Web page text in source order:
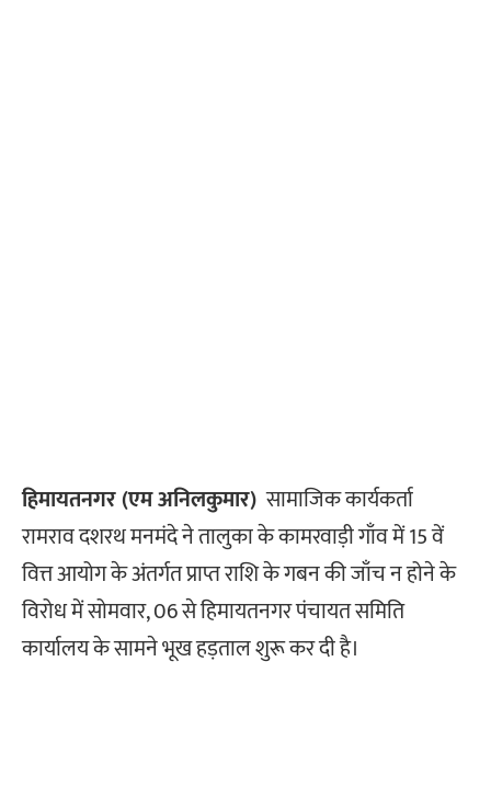
हिमायतनगर (एम अनिलकुमार) सामाजिक कार्यकर्ता
रामराव दशरथ मनमंदे ने तालुका के कामरवाड़ी गाँव में 15 वें
वित्त आयोग के अंतर्गत प्राप्त राशि के गबन की जाँच न होने के
विरोध में सोमवार, 06 से हिमायतनगर पंचायत समिति
कार्यालय के सामने भूख हड़ताल शुरू कर दी है।